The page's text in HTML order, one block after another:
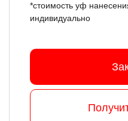
*стоимость уф
индивидуально